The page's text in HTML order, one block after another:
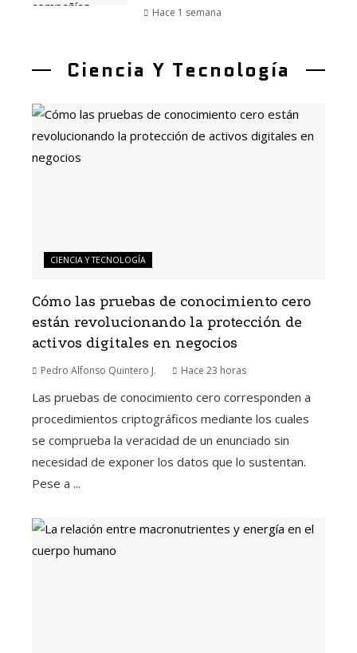
Hace 1 semana
Ciencia Y Tecnología
CIENCIA Y TECNOLOGÍA
Cómo las pruebas de conocimiento cero
están revolucionando la protección de
activos digitales en negocios
Pedro Alfonso Quintero J. Hace 23 horas
Las pruebas de conocimiento cero corresponden a
procedimientos criptográficos mediante los cuales
se comprueba la veracidad de un enunciado sin
necesidad de exponer los datos que lo sustentan.
Pese a ...